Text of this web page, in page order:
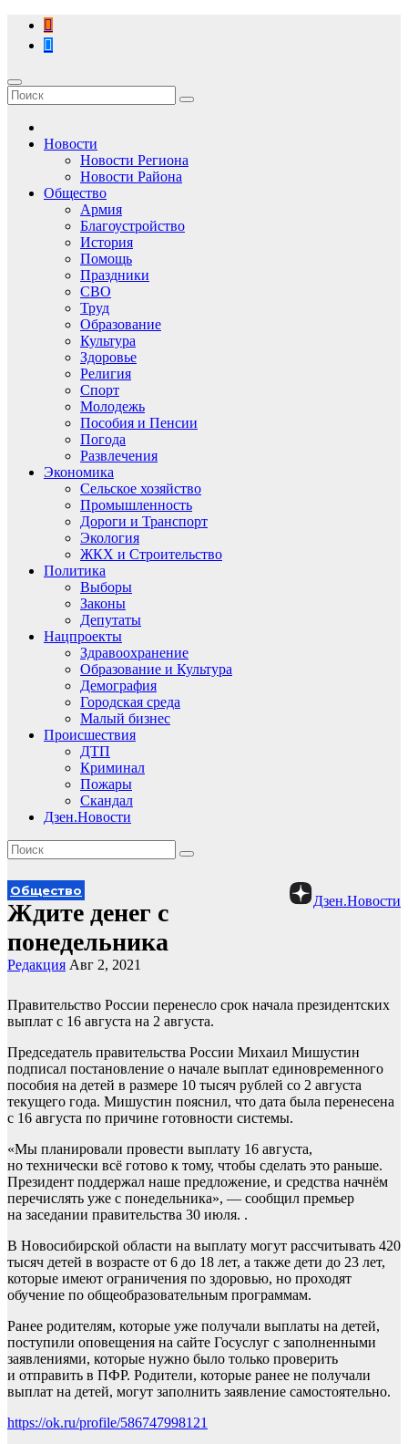
Перейти
содержимому
Новости
Новости Региона
Новости Района
Общество
Армия
Благоустройство
История
Помощь
Праздники
СВО
Труд
Образование
Культура
Здоровье
Религия
Спорт
Молодежь
Пособия и Пенсии
Погода
Развлечения
Экономика
Сельское хозяйство
Промышленность
Дороги и Транспорт
Экология
ЖКХ и Строительство
Политика
Выборы
Законы
Депутаты
Нацпроекты
Здравоохранение
Образование и Культура
Демография
Городская среда
Малый бизнес
Происшествия
ДТП
Криминал
Пожары
Скандал
Дзен.Новости
Дзен.Новости
Общество
Ждите денег с
понедельника
Редакция Авг 2, 2021
Правительство России перенесло срок начала президентских
выплат с 16 августа на 2 августа.
Председатель правительства России Михаил Мишустин
подписал постановление о начале выплат единовременного
пособия на детей в размере 10 тысяч рублей со 2 августа
текущего года. Мишустин пояснил, что дата была перенесена
с 16 августа по причине готовности системы.
«Мы планировали провести выплату 16 августа,
но технически всё готово к тому, чтобы сделать это раньше.
Президент поддержал наше предложение, и средства начнём
перечислять уже с понедельника», — сообщил премьер
на заседании правительства 30 июля. .
В Новосибирской области на выплату могут рассчитывать 420
тысяч детей в возрасте от 6 до 18 лет, а также дети до 23 лет,
которые имеют ограничения по здоровью, но проходят
обучение по общеобразовательным программам.
Ранее родителям, которые уже получали выплаты на детей,
поступили оповещения на сайте Госуслуг с заполненными
заявлениями, которые нужно было только проверить
и отправить в ПФР. Родители, которые ранее не получали
выплат на детей, могут заполнить заявление самостоятельно.
https://ok.ru/profile/586747998121